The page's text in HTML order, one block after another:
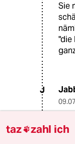
Sie
"die
J
Ich
taz zahl ich